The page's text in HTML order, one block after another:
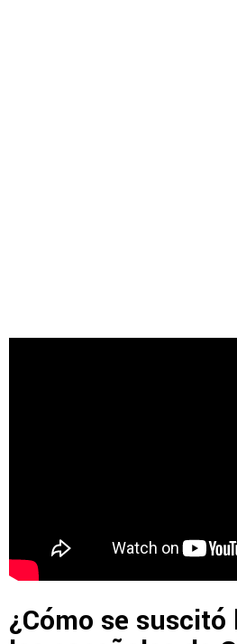
¿Cómo se suscitó